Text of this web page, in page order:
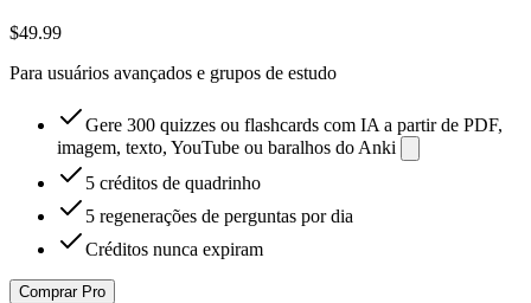
$49.99
Para usuários avançados e grupos de estudo
Gere 300 quizzes ou flashcards com IA a partir de PDF,
imagem, texto, YouTube ou baralhos do Anki
5 créditos de quadrinho
5 regenerações de perguntas por dia
Créditos nunca expiram
Comprar Pro